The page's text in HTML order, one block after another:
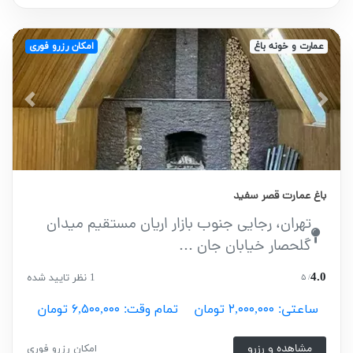
Next
عمارت و خونه باغ امکان رزرو فوری
باغ عمارت قصر سفید
تهران، رجایی جنوب بازار اریان مستقیم میدان
گلحصار خیابان جان ...
4.0/ ۵ 1 نظر تایید شده
ساعتی: ۲,۰۰۰,۰۰۰ تومان تمام وقت: ۶,۵۰۰,۰۰۰ تومان
مشاهده و رزرو امکان رزرو فوری